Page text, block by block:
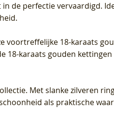
de perfectie vervaardigd.
voortreffelijke 18-karaats
karaats gouden
Met slanke zilveren
als praktische